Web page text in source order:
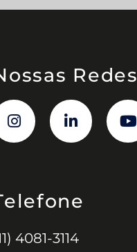
Redes
4081-3114